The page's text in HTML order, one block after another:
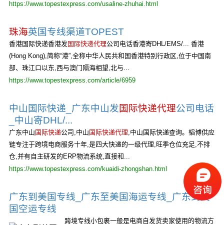
https://www.topestexpress.com/usaline-zhuhai.html
珠海英国专线渠道TOPEST
香港国际快递香港发 国际快递代理公司电话香港寄DHL/EMS/... 香港
(Hong Kong),简称“港”,全称中华人民共和国香港特别行政区,位于中国南
部、珠江口以东,西与澳门隔海相望,北与...
https://www.topestexpress.com/article/6959
中山国际快递_广东中山发国际快递代理公司电话
_中山寄DHL/...
广东中山 国际快递公司,中山 国际快递代理,中山国际快递查询。韬博供应
链专注于跨境电商服务十年,是四大快递的一级代理,旺季仓位充足,不排
仓,并有自主研发的ERP物流系统,直接和...
https://www.topestexpress.com/kuaidi-zhongshan.html
广东到美国专线_广东至美国海运专线_广东到美
国空运专线
跨境专线小包裹一般是电商自发货卖家使用的物流方